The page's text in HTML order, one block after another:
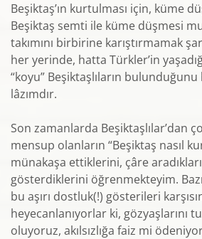
Beşiktaş’ın kurtulması için, küme
Beşiktaş semti ile küme düşmesi
takımını birbirine karıştırmamak
her yerinde, hatta Türkler’in
“koyu” Beşiktaşlıların
lâzımdır.
Son zamanlarda Beşiktaşlılar’dan
mensup olanların “Beşiktaş nasıl
münakaşa ettiklerini, çâre
gösterdiklerini öğrenmekteyim.
bu aşırı dostluk(!) gösterileri
heyecanlanıyorlar ki, gözyaşlarını
oluyoruz, akılsızlığa faiz mi